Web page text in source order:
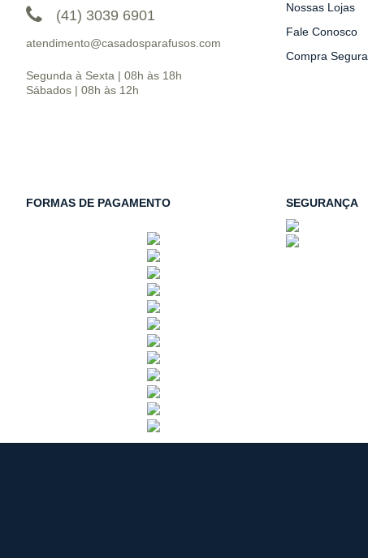
(41) 3039 6901
atendimento@casadosparafusos.com
Segunda à Sexta | 08h às 18h
Sábados | 08h às 12h
Nossas Lojas
Fale Conosco
Compra Segura
FORMAS DE PAGAMENTO SEGURANÇA